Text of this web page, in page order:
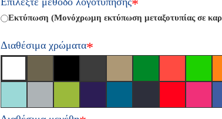
*
Εκτύπωση (Μονόχρωμη εκτύπωση μεταξοτυπίας σε
*
Διαθέσιμα χρώματα